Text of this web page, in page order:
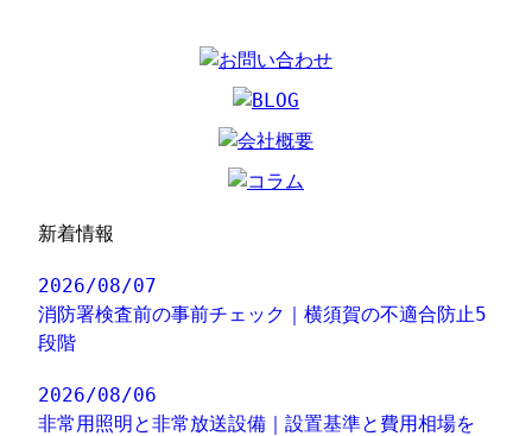
新着情報
2026/08/07
消防署検査前の事前チェック｜横須賀の不適合防止5
段階
2026/08/06
非常用照明と非常放送設備｜設置基準と費用相場を